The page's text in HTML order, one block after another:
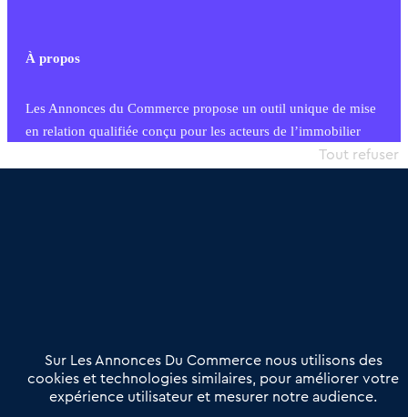
À propos
Les Annonces du Commerce propose un outil unique de mise
en relation qualifiée conçu pour les acteurs de l’immobilier
commercial et les collectivités territoriales, simple et intégrant
Offres Pro
Actualités
Qui sommes nous ?
Derniers articles
Sur Les Annonces Du Commerce nous utilisons des
cookies et technologies similaires, pour améliorer votre
expérience utilisateur et mesurer notre audience.
Tout refuser